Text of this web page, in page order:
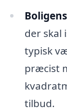
der skal
typisk
præcist
tilbud.